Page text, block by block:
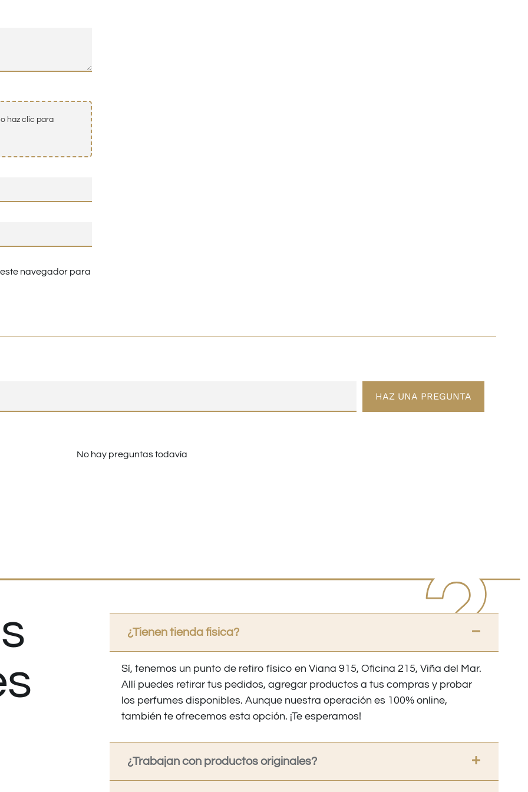
haz clic para
navegador para
HAZ UNA PREGUNTA
No hay preguntas todavía
¿Tienen tienda fisica?
Sí, tenemos un punto de retiro físico en Viana 915, Oficina 215, Viña del Mar.
Allí puedes retirar tus pedidos, agregar productos a tus compras y probar
los perfumes disponibles. Aunque nuestra operación es 100% online,
también te ofrecemos esta opción. ¡Te esperamos!
¿Trabajan con productos originales?